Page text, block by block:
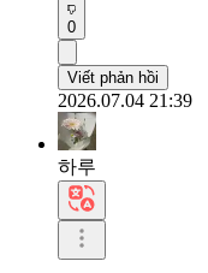
0
Viết phản hồi
2026.07.04 21:39
하루